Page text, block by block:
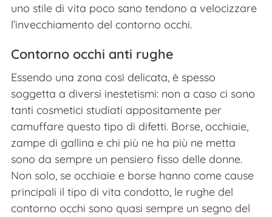
uno stile di vita poco sano tendono a velocizzare
l’invecchiamento del contorno occhi.
Contorno occhi anti rughe
Essendo una zona così delicata, è spesso
soggetta a diversi inestetismi: non a caso ci sono
tanti cosmetici studiati appositamente per
camuffare questo tipo di difetti. Borse, occhiaie,
zampe di gallina e chi più ne ha più ne metta
sono da sempre un pensiero fisso delle donne.
Non solo, se occhiaie e borse hanno come cause
principali il tipo di vita condotto, le rughe del
contorno occhi sono quasi sempre un segno del